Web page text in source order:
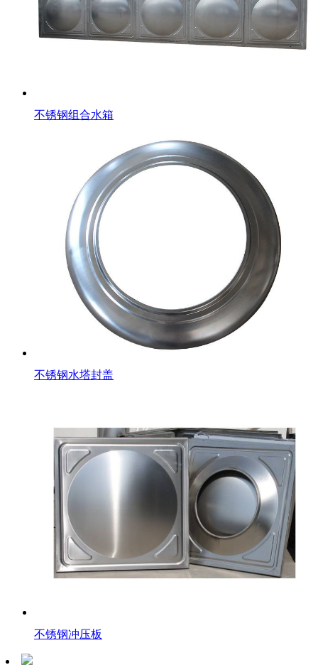
不锈钢组合水箱
不锈钢水塔封盖
不锈钢冲压板